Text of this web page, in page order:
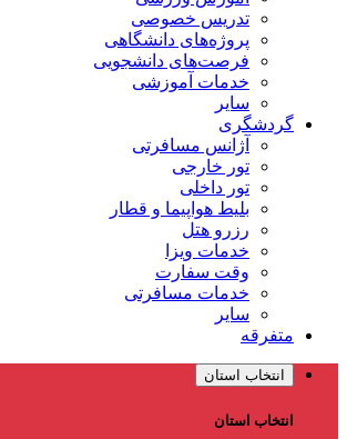
تدریس خصوصی
پروژه‌های دانشگاهی
فرصت‌های دانشجویی
خدمات آموزشی
سایر
گردشگری
آژانس مسافرتی
تور خارجی
تور داخلی
بلیط هواپیما و قطار
رزرو هتل
خدمات ویزا
وقت سفارت
خدمات مسافرتی
سایر
متفرقه
انتخاب استان
انتخاب استان